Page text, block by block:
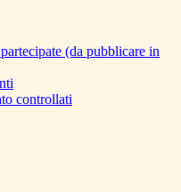
(da pubblicare in
controllati